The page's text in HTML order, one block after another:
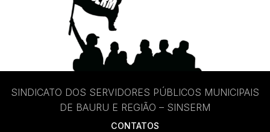
SINDICATO DOS SERVIDORES PÚBLICOS MUNICIPAIS
DE BAURU E REGIÃO – SINSERM
CONTATOS